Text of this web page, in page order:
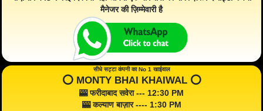
मैनेजर की ज़िम्मेवारी है
सीधे सट्टा कंपनी का No 1 खाईवाल
⭕️ MONTY BHAI KHAIWAL ⭕️
🎰 फरीदाबाद सवेरा --- 12:30 PM
🎰 कल्याण बाज़ार ---- 1:30 PM